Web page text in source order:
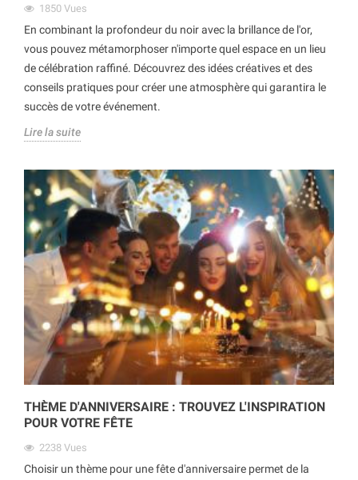
1850 Vues
En combinant la profondeur du noir avec la brillance de l'or,
vous pouvez métamorphoser n'importe quel espace en un lieu
de célébration raffiné. Découvrez des idées créatives et des
conseils pratiques pour créer une atmosphère qui garantira le
succès de votre événement.
Lire la suite
THÈME D'ANNIVERSAIRE : TROUVEZ L'INSPIRATION
POUR VOTRE FÊTE
2238 Vues
Choisir un thème pour une fête d'anniversaire permet de la